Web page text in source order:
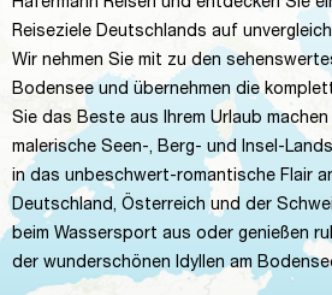
Reiseziele Deutschlands auf
Wir nehmen Sie mit zu den
Bodensee und übernehmen die
Sie das Beste aus Ihrem Urlaub
malerische Seen-, Berg- und Insel-
in das unbeschwert-romantische Flair
Deutschland, Österreich und der
beim Wassersport aus oder genießen
der wunderschönen Idyllen am